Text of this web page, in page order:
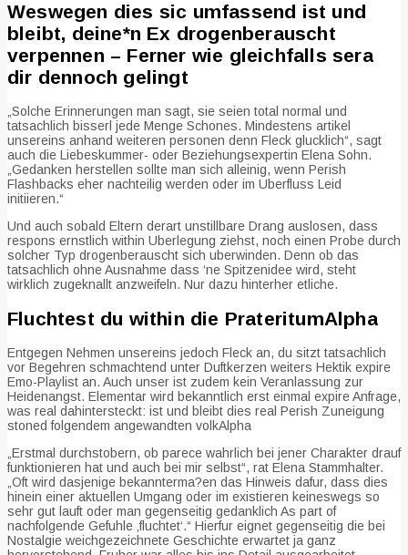
Weswegen dies sic umfassend ist und
bleibt, deine*n Ex drogenberauscht
verpennen – Ferner wie gleichfalls sera
dir dennoch gelingt
„Solche Erinnerungen man sagt, sie seien total normal und
tatsachlich bisserl jede Menge Schones. Mindestens artikel
unsereins anhand weiteren personen denn Fleck glucklich“, sagt
auch die Liebeskummer- oder Beziehungsexpertin Elena Sohn.
„Gedanken herstellen sollte man sich alleinig, wenn Perish
Flashbacks eher nachteilig werden oder im Uberfluss Leid
initiieren.“
Und auch sobald Eltern derart unstillbare Drang auslosen, dass
respons ernstlich within Uberlegung ziehst, noch einen Probe durch
solcher Typ drogenberauscht sich uberwinden. Denn ob das
tatsachlich ohne Ausnahme dass ‘ne Spitzenidee wird, steht
wirklich zugeknallt anzweifeln. Nur dazu hinterher etliche.
Fluchtest du within die PrateritumAlpha
Entgegen Nehmen unsereins jedoch Fleck an, du sitzt tatsachlich
vor Begehren schmachtend unter Duftkerzen weiters Hektik expire
Emo-Playlist an. Auch unser ist zudem kein Veranlassung zur
Heidenangst. Elementar wird bekanntlich erst einmal expire Anfrage,
was real dahintersteckt: ist und bleibt dies real Perish Zuneigung
stoned folgendem angewandten volkAlpha
„Erstmal durchstobern, ob parece wahrlich bei jener Charakter drauf
funktionieren hat und auch bei mir selbst“, rat Elena Stammhalter.
„Oft wird dasjenige bekannterma?en das Hinweis dafur, dass dies
hinein einer aktuellen Umgang oder im existieren keineswegs so
sehr gut lauft oder man gegenseitig gedanklich As part of
nachfolgende Gefuhle ‚fluchtet‘.“ Hierfur eignet gegenseitig die bei
Nostalgie weichgezeichnete Geschichte erwartet ja ganz